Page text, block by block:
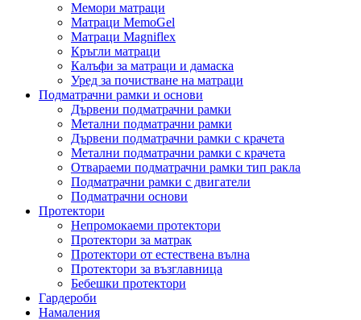
Мемори матраци
Mатраци MemoGel
Матраци Мagniflex
Кръгли матраци
Калъфи за матраци и дамаска
Уред за почистване на матраци
Подматрачни рамки и основи
Дървени подматрачни рамки
Метални подматрачни рамки
Дървени подматрачни рамки с крачета
Метални подматрачни рамки с крачета
Отвараеми подматрачни рамки тип ракла
Подматрачни рамки с двигатели
Подматрачни основи
Протектори
Непромокаеми протектори
Протектори за матрак
Протектори от естествена вълна
Протектори за възглавница
Бебешки протектори
Гардероби
Намаления